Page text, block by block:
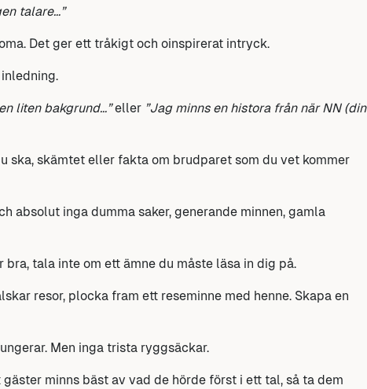
talare…”
Det ger ett tråkigt och oinspirerat intryck.
liten bakgrund…”eller ”Jag minns en histora från när NN (din
ska, skämtet eller fakta om brudparet som du vet kommer
absolut inga dumma saker, generande minnen, gamla
tala inte om ett ämne du måste läsa in dig på.
resor, plocka fram ett reseminne med henne. Skapa en
Men inga trista ryggsäckar.
minns bäst av vad de hörde först i ett tal, så ta dem